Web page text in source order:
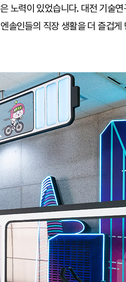
노력이 있었습니다. 대전 기술
솔인들의 직장 생활을 더 즐겁게